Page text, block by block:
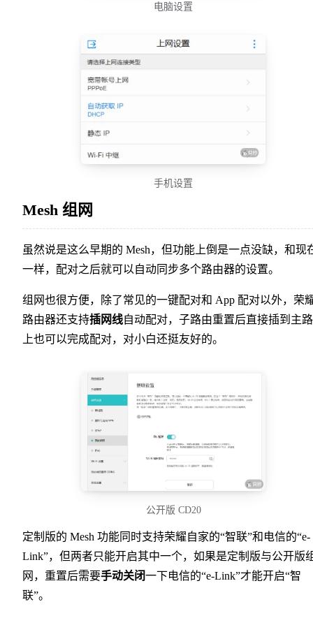
电脑设置
手机设置
Mesh 组网
虽然说是这么早期的 Mesh，但功能上倒是一点没缺，和现
一样，配对之后就可以自动同步多个路由器的设置。
组网也很方便，除了常见的一键配对和 App 配对以外，荣
路由器还支持插网线自动配对，子路由重置后直接插到主
上也可以完成配对，对小白还挺友好的。
公开版 CD20
定制版的 Mesh 功能同时支持荣耀自家的“智联”和电信的“e-
Link”，但两者只能开启其中一个，如果是定制版与公开版
网，重置后需要手动关闭一下电信的“e-Link”才能开启“智
联”。